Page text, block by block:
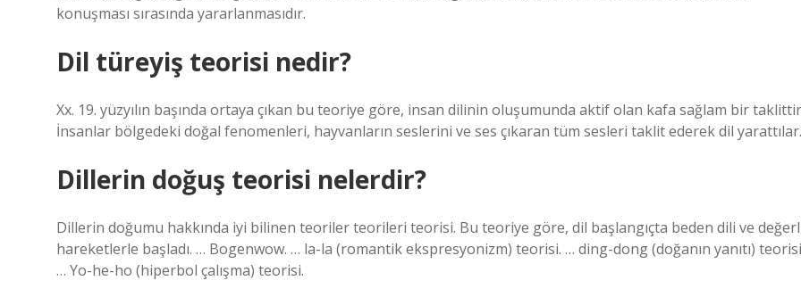
konuşması sırasında yararlanmasıdır.
Dil türeyiş teorisi nedir?
Xx. 19. yüzyılın başında ortaya çıkan bu teoriye göre, insan dilinin oluşumunda aktif olan kafa sağlam bir
İnsanlar bölgedeki doğal fenomenleri, hayvanların seslerini ve ses çıkaran tüm sesleri taklit ederek dil yarattılar.
Dillerin doğuş teorisi nelerdir?
Dillerin doğumu hakkında iyi bilinen teoriler teorileri teorisi. Bu teoriye göre, dil başlangıçta beden dili ve
hareketlerle başladı. … Bogenwow. … la-la (romantik ekspresyonizm) teorisi. … ding-dong (doğanın yanıtı)
… Yo-he-ho (hiperbol çalışma) teorisi.